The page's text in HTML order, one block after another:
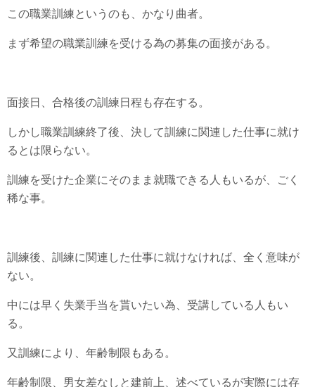
この職業訓練というのも、かなり曲者。
まず希望の職業訓練を受ける為の募集の面接がある。
面接日、合格後の訓練日程も存在する。
しかし職業訓練終了後、決して訓練に関連した仕事に就け
るとは限らない。
訓練を受けた企業にそのまま就職できる人もいるが、ごく
稀な事。
訓練後、訓練に関連した仕事に就けなければ、全く意味が
ない。
中には早く失業手当を貰いたい為、受講している人もい
る。
又訓練により、年齢制限もある。
年齢制限、男女差なしと建前上、述べているが実際には存